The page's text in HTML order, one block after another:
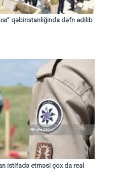
qəbiristanlığında dəfn edilib
istifadə etməsi çox da real